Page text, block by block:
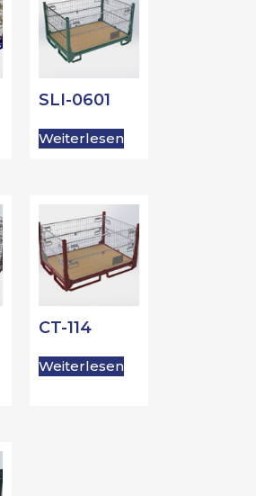
SLI-0601
Weiterlesen
CT-114
Weiterlesen